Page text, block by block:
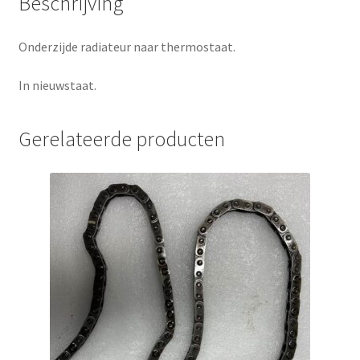
Onderzijde radiateur naar thermostaat.
In nieuwstaat.
Gerelateerde producten